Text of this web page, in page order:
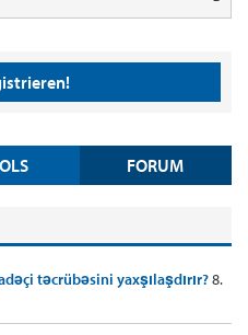
FORUM
təcrübəsini yaxşılaşdırır?8.